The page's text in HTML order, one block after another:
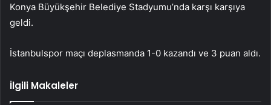
Konya Büyükşehir Belediye Stadyumu’nda karşı karşıya
geldi.
İstanbulspor maçı deplasmanda 1-0 kazandı ve 3 puan aldı.
İlgili Makaleler